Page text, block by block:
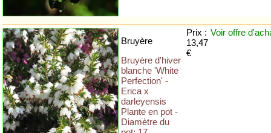
Bruyère
Bruyère d'hiver
blanche 'White
Perfection' -
Erica x
darleyensis
Plante en pot -
Diamètre du
Prix :
13,47
€
Voir offre